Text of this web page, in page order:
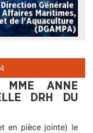
MME ANNE
DRH DU
en pièce jointe) le